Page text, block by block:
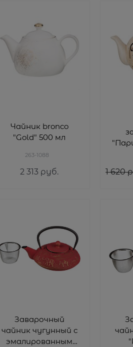
Чайник bronco
"Gold" 500 мл
263-1088
2 313 руб. 1 620
Заварочный
чайник чугунный с
эмалированным